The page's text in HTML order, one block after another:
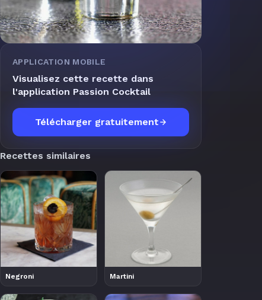
APPLICATION MOBILE
Visualisez cette recette dans
l'application Passion Cocktail
Télécharger gratuitement
Recettes similaires
Negroni Martini